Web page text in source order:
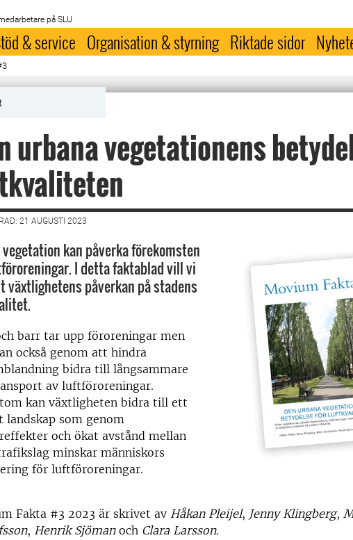
på SLU
& service Organisation & styrning Riktade sidor
urbana vegetationens
21 AUGUSTI 2023
kan påverka förekomsten
I detta faktablad vill vi
växtlighetens påverkan på stadens
barr tar upp föroreningar men
också genom att hindra
bidra till långsammare
av luftföroreningar.
kan växtligheten bidra till ett
landskap som genom
och ökat avstånd mellan
minskar människors
för luftföroreningar.
Fakta #3 2023 är skrivet av Håkan Pleijel, Jenny Klingberg,
, Henrik Sjömanoch Clara Larsson.